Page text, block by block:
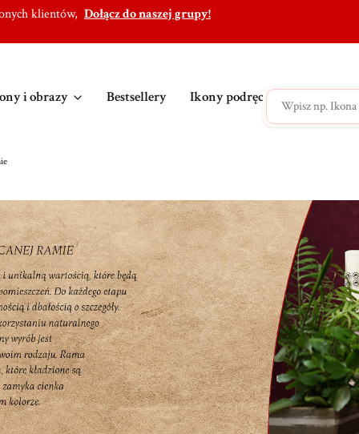
klientów, Dołącz do naszej grupy!
i obrazy Bestsellery Ikony podręczne